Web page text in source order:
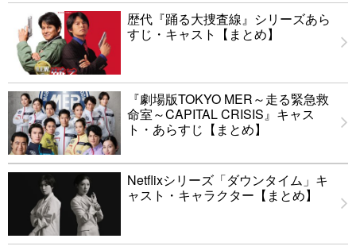
歴代『踊る大捜査線』シリーズあら
すじ・キャスト【まとめ】
『劇場版TOKYO MER～走る緊急救
命室～CAPITAL CRISIS』キャス
ト・あらすじ【まとめ】
Netflixシリーズ「ダウンタイム」キ
ャスト・キャラクター【まとめ】